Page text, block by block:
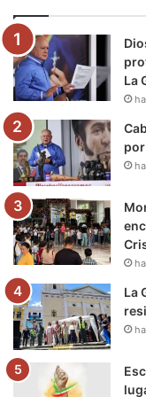
o
k
La
La